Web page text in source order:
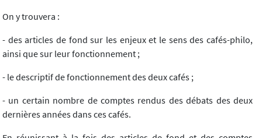
On y trouvera :
- des articles de fond sur les enjeux et le sens des cafés-philo,
ainsi que sur leur fonctionnement ;
- le descriptif de fonctionnement des deux cafés ;
- un certain nombre de comptes rendus des débats des deux
dernières années dans ces cafés.